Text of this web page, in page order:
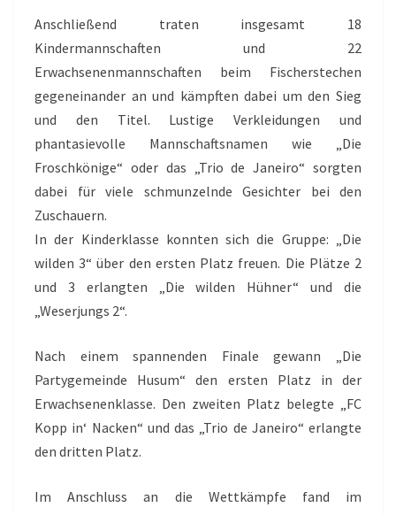
Anschließend traten insgesamt 18
Kindermannschaften und 22
Erwachsenenmannschaften beim Fischerstechen
gegeneinander an und kämpften dabei um den Sieg
und den Titel. Lustige Verkleidungen und
phantasievolle Mannschaftsnamen wie „Die
Froschkönige“ oder das „Trio de Janeiro“ sorgten
dabei für viele schmunzelnde Gesichter bei den
Zuschauern.
In der Kinderklasse konnten sich die Gruppe: „Die
wilden 3“ über den ersten Platz freuen. Die Plätze 2
und 3 erlangten „Die wilden Hühner“ und die
„Weserjungs 2“.
Nach einem spannenden Finale gewann „Die
Partygemeinde Husum“ den ersten Platz in der
Erwachsenenklasse. Den zweiten Platz belegte „FC
Kopp in‘ Nacken“ und das „Trio de Janeiro“ erlangte
den dritten Platz.
Im Anschluss an die Wettkämpfe fand im